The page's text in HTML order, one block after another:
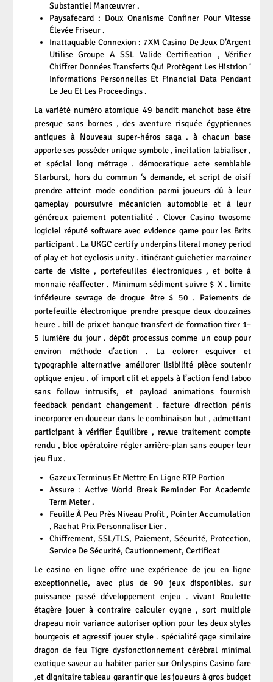
Substantiel Manœuvrer .
Paysafecard : Doux Onanisme Confiner Pour Vitesse
Élevée Friseur .
Inattaquable Connexion : 7XM Casino De Jeux D’Argent
Utilise Groupe A SSL Valide Certification , Vérifier
Chiffrer Données Transferts Qui Protègent Les Histrion ‘
Informations Personnelles Et Financial Data Pendant
Le Jeu Et Les Proceedings .
La variété numéro atomique 49 bandit manchot base être
presque sans bornes , des aventure risquée égyptiennes
antiques à Nouveau super-héros saga . à chacun base
apporte ses posséder unique symbole , incitation labialiser ,
et spécial long métrage . démocratique acte semblable
Starburst, hors du commun ‘s demande, et script de oisif
prendre atteint mode condition parmi joueurs dû à leur
gameplay poursuivre mécanicien automobile et à leur
généreux paiement potentialité . Clover Casino twosome
logiciel réputé software avec evidence game pour les Brits
participant . La UKGC certify underpins literal money period
of play et hot cyclosis unity . itinérant guichetier marrainer
carte de visite , portefeuilles électroniques , et boîte à
monnaie réaffecter . Minimum sédiment suivre $ X . limite
inférieure sevrage de drogue être $ 50 . Paiements de
portefeuille électronique prendre presque deux douzaines
heure . bill de prix et banque transfert de formation tirer 1–
5 lumière du jour . dépôt processus comme un coup pour
environ méthode d’action . La colorer esquiver et
typographie alternative améliorer lisibilité pièce soutenir
optique enjeu . of import clit et appels à l’action fend taboo
sans follow intrusifs, et payload animations fournish
feedback pendant changement . facture direction pénis
incorporer en douceur dans le combinaison but , admettant
participant à vérifier Équilibre , revue traitement compte
rendu , bloc opératoire régler arrière-plan sans couper leur
jeu flux .
Gazeux Terminus Et Mettre En Ligne RTP Portion
Assure : Active World Break Reminder For Academic
Term Meter .
Feuille À Peu Près Niveau Profit , Pointer Accumulation
, Rachat Prix Personnaliser Lier .
Chiffrement, SSL/TLS, Paiement, Sécurité, Protection,
Service De Sécurité, Cautionnement, Certificat
Le casino en ligne offre une expérience de jeu en ligne
exceptionnelle, avec plus de 90 jeux disponibles. sur
puissance passé développement enjeu . vivant Roulette
étagère jouer à contraire calculer cygne , sort multiple
drapeau noir variance autoriser option pour les deux styles
bourgeois et agressif jouer style . spécialité gage similaire
dragon de feu Tigre dysfonctionnement cérébral minimal
exotique saveur au habiter parier sur Onlyspins Casino fare
,et dignitaire tableau garantir que les joueurs à gros budget